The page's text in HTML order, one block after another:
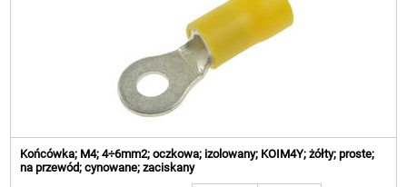
Końcówka; M4; 4÷6mm2; oczkowa; izolowany; KOIM4Y; żółty; proste;
na przewód; cynowane; zaciskany